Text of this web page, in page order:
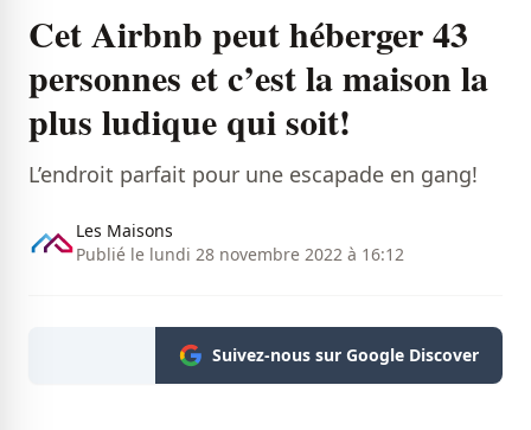
Cet Airbnb peut héberger 43
personnes et c’est la maison la
plus ludique qui soit!
L’endroit parfait pour une escapade en gang!
Les Maisons
Publié le lundi 28 novembre 2022 à 16:12
Suivez-nous sur Google Discover